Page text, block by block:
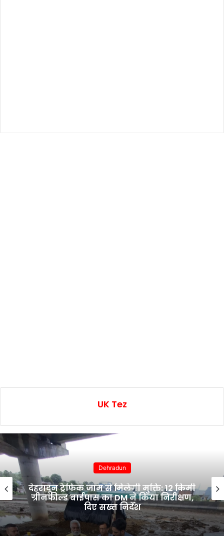
UK Tez
Dehradun
देहरादून ट्रैफिक जाम से मिलेगी मुक्ति: 12 किमी
ग्रीनफील्ड बाईपास का DM ने किया निरीक्षण,
दिए सख्त निर्देश